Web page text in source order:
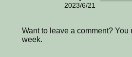
2023/6/21
Want to leave a comment? You
week.